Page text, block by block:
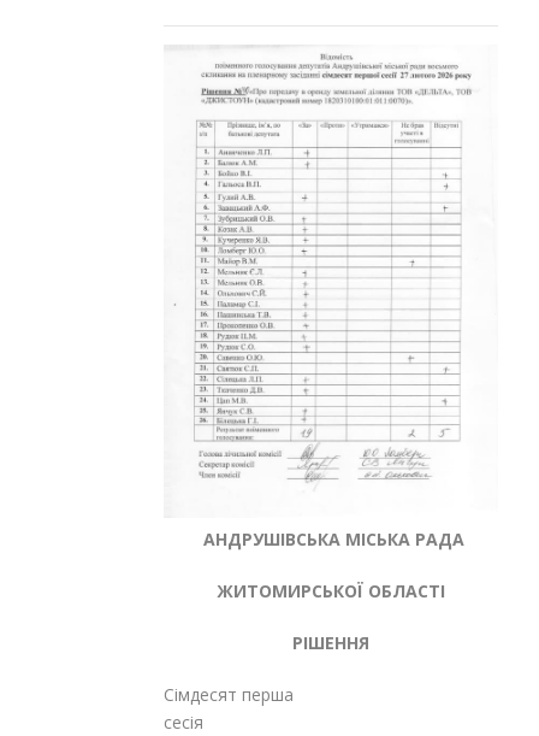
АНДРУШІВСЬКА МІСЬКА РАДА
ЖИТОМИРСЬКОЇ ОБЛАСТІ
РІШЕННЯ
Сімдесят перша
сесія